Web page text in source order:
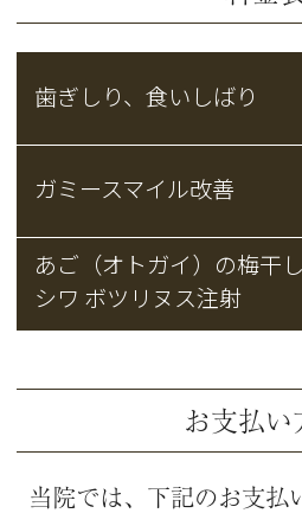
歯ぎしり、食いしばり
ガミースマイル改善
あご（オトガイ）の梅干し
シワ ボツリヌス注射
お支払い
当院では、下記のお支払